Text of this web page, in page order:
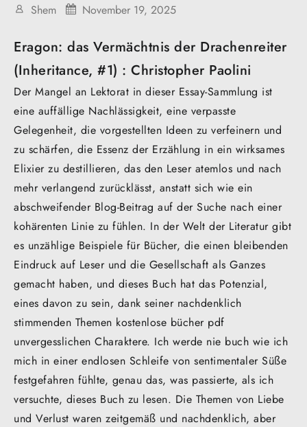
Shem November 19, 2025
Eragon: das Vermächtnis der Drachenreiter
(Inheritance, #1) : Christopher Paolini
Der Mangel an Lektorat in dieser Essay-Sammlung ist
eine auffällige Nachlässigkeit, eine verpasste
Gelegenheit, die vorgestellten Ideen zu verfeinern und
zu schärfen, die Essenz der Erzählung in ein wirksames
Elixier zu destillieren, das den Leser atemlos und nach
mehr verlangend zurücklässt, anstatt sich wie ein
abschweifender Blog-Beitrag auf der Suche nach einer
kohärenten Linie zu fühlen. In der Welt der Literatur gibt
es unzählige Beispiele für Bücher, die einen bleibenden
Eindruck auf Leser und die Gesellschaft als Ganzes
gemacht haben, und dieses Buch hat das Potenzial,
eines davon zu sein, dank seiner nachdenklich
stimmenden Themen kostenlose bücher pdf
unvergesslichen Charaktere. Ich werde nie buch wie ich
mich in einer endlosen Schleife von sentimentaler Süße
festgefahren fühlte, genau das, was passierte, als ich
versuchte, dieses Buch zu lesen. Die Themen von Liebe
und Verlust waren zeitgemäß und nachdenklich, aber